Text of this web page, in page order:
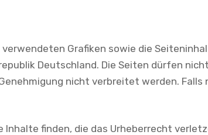
verwendeten Grafiken sowie die
Deutschland. Die Seiten dürfen
nicht verbreitet werden.
Inhalte finden, die das Urheberrecht